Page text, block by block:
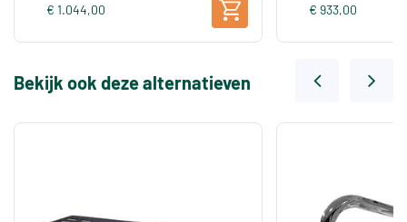
€ 1.044,00 € 933,00
Bekijk ook deze alternatieven